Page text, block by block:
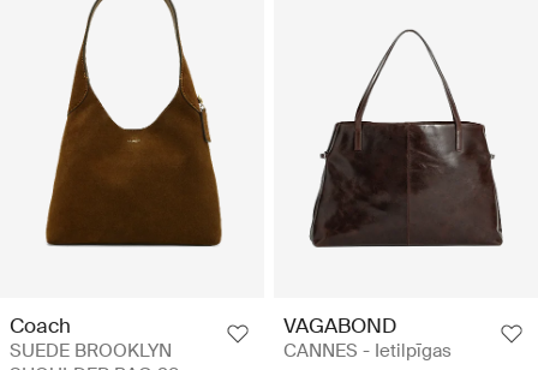
Coach
SUEDE BROOKLYN
VAGABOND
CANNES - Ietilpīgas